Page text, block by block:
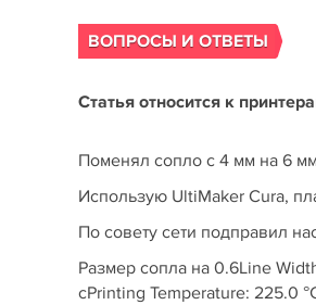
ВОПРОСЫ И ОТВЕТЫ
Статья относится к
Поменял сопло с 4 мм на 6
Использую UltiMaker Cura,
По совету сети подправил
Размер сопла на 0.6Line
сPrinting Temperature: 225.0